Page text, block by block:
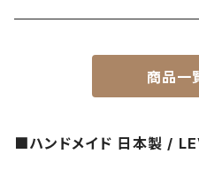
べセル
一点モノ-即納（ハンドメイド）
MPGシリーズ
ステンレスベルト
ラバーベルト
商品一
■ハンドメイド 日本製 /